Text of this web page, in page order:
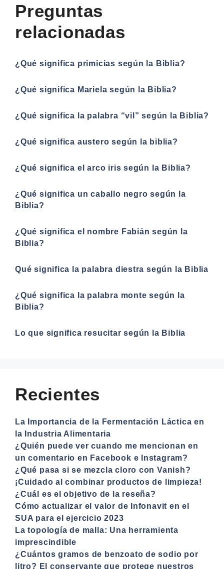
Preguntas
relacionadas
¿Qué significa primicias según la Biblia?
¿Qué significa Mariela según la Biblia?
¿Qué significa la palabra “vil” según la Biblia?
¿Qué significa austero según la biblia?
¿Qué significa el arco iris según la Biblia?
¿Qué significa un caballo negro según la
Biblia?
¿Qué significa el nombre Fabián según la
Biblia?
Qué significa la palabra diestra según la Biblia
¿Qué significa la palabra monte según la
Biblia?
Lo que significa resucitar según la Biblia
Recientes
La Importancia de la Fermentación Láctica en
la Industria Alimentaria
¿Quién puede ver cuando me mencionan en
un comentario en Facebook e Instagram?
¿Qué pasa si se mezcla cloro con Vanish?
¡Cuidado al combinar productos de limpieza!
¿Cuál es el objetivo de la reseña?
Cómo actualizar el valor de Infonavit en el
SUA para el ejercicio 2023
La topología de malla: Una herramienta
imprescindible
¿Cuántos gramos de benzoato de sodio por
litro? El conservante que protege nuestros